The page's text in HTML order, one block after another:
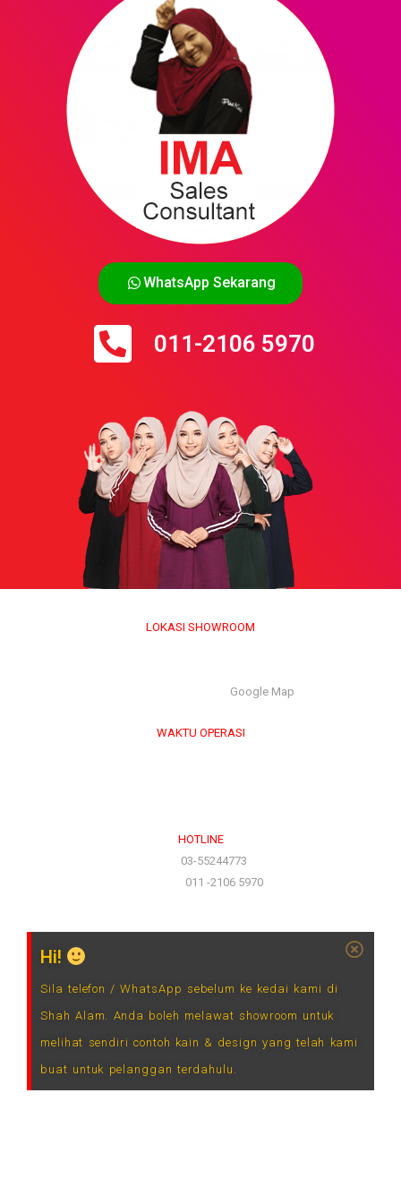
WhatsApp Sekarang
011-2106 5970
LOKASI SHOWROOM
Google Map
WAKTU OPERASI
HOTLINE
03-55244773
011 -2106 5970
Hi!
Sila telefon / WhatsApp sebelum ke kedai kami di
Shah Alam. Anda boleh melawat showroom untuk
melihat sendiri contoh kain & design yang telah kami
buat untuk pelanggan terdahulu.